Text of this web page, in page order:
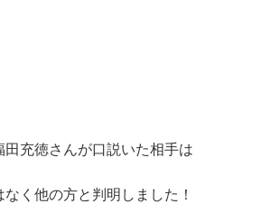
田充徳さんが口説いた相手は
く他の方と判明しました！